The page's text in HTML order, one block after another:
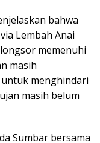
bahwa
Lembah Anai
memenuhi
masih
menghindari
masih belum
Sumbar bersama